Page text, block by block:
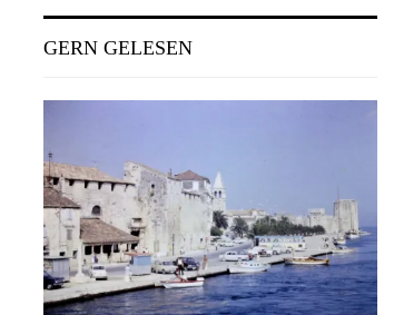
GERN GELESEN